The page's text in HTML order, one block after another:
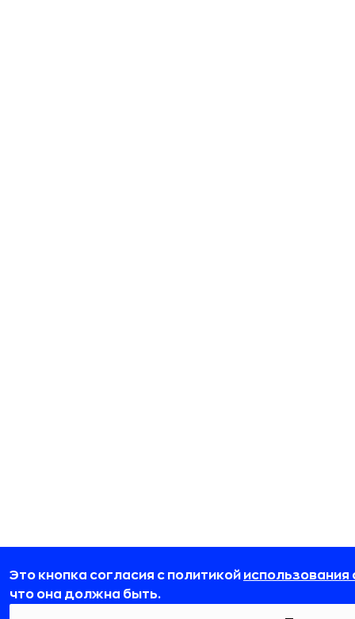
Это кнопка согласия с политикой использования
что она должна быть.